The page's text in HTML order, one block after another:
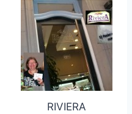
RIVIERA